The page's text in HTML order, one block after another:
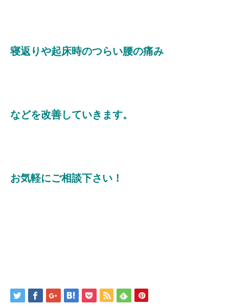
寝返りや起床時のつらい腰の痛み
などを改善していきます。
お気軽にご相談下さい！